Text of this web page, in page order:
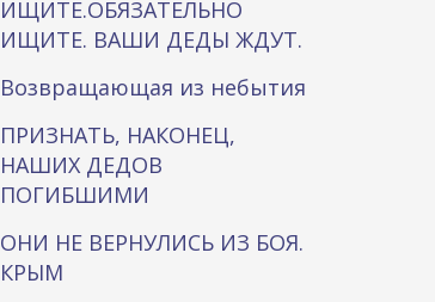
ИЩИТЕ.ОБЯЗАТЕЛЬНО
ИЩИТЕ. ВАШИ ДЕДЫ ЖДУТ.
Возвращающая из небытия
ПРИЗНАТЬ, НАКОНЕЦ,
НАШИХ ДЕДОВ
ПОГИБШИМИ
ОНИ НЕ ВЕРНУЛИСЬ ИЗ БОЯ.
КРЫМ